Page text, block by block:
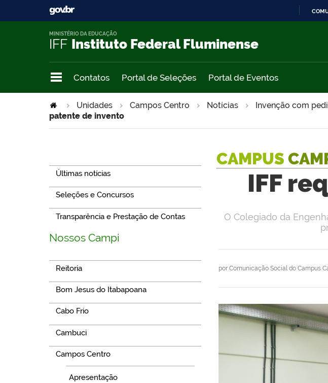
IFF Instituto Federal Fluminense
MINISTÉRIO DA EDUCAÇÃO
Contatos Portal de Seleções Portal de Eventos
Unidades Campos Centro Notícias Invenção com
>
patente de invento
Últimas notícias
Seleções e Concursos
Transparência e Prestação de Contas
Nossos Campi
Reitoria
Bom Jesus do Itabapoana
Cabo Frio
Cambuci
Campos Centro
Apresentação
CAMPUS
IFF
por Comunicação Social do Campus
O Colegiado da